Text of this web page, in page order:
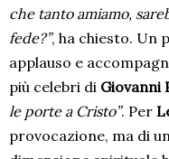
che tanto amiamo,
fede?”, ha chiesto. Un
applauso e
più celebri di Giovanni
le porte a Cristo”. Per
provocazione, ma di